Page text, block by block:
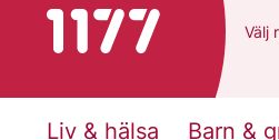
Till startsidan för 1177 Välj
Liv & hälsa Barn &